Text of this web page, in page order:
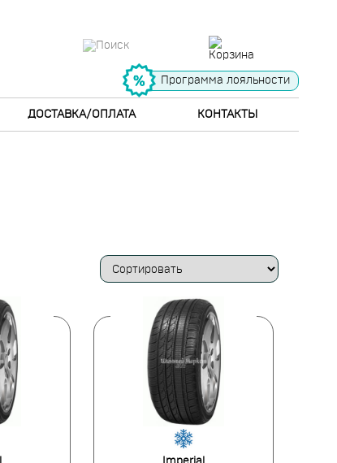
Программа лояльности
ДОСТАВКА/ОПЛАТА КОНТАКТЫ